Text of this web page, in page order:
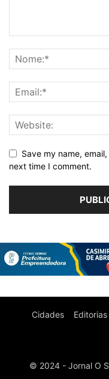
Save my name,
next time I comment.
Cidades Editorias
© 2024 - Jornal O